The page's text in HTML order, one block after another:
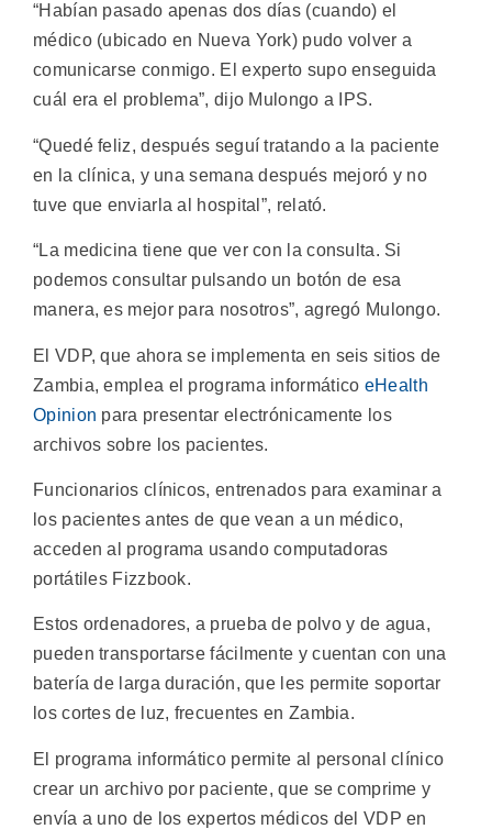
“Habían pasado apenas dos días (cuando) el
médico (ubicado en Nueva York) pudo volver a
comunicarse conmigo. El experto supo enseguida
cuál era el problema”, dijo Mulongo a IPS.
“Quedé feliz, después seguí tratando a la paciente
en la clínica, y una semana después mejoró y no
tuve que enviarla al hospital”, relató.
“La medicina tiene que ver con la consulta. Si
podemos consultar pulsando un botón de esa
manera, es mejor para nosotros”, agregó Mulongo.
El VDP, que ahora se implementa en seis sitios de
Zambia, emplea el programa informático eHealth
Opinion para presentar electrónicamente los
archivos sobre los pacientes.
Funcionarios clínicos, entrenados para examinar a
los pacientes antes de que vean a un médico,
acceden al programa usando computadoras
portátiles Fizzbook.
Estos ordenadores, a prueba de polvo y de agua,
pueden transportarse fácilmente y cuentan con una
batería de larga duración, que les permite soportar
los cortes de luz, frecuentes en Zambia.
El programa informático permite al personal clínico
crear un archivo por paciente, que se comprime y
envía a uno de los expertos médicos del VDP en